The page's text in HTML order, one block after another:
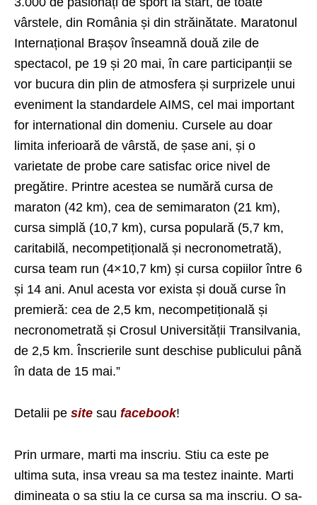
vârstele, din România și din străinătate. Maratonul
Internațional Brașov înseamnă două zile de
spectacol, pe 19 și 20 mai, în care participanții se
vor bucura din plin de atmosfera și surprizele unui
eveniment la standardele AIMS, cel mai important
for international din domeniu. Cursele au doar
limita inferioară de vârstă, de șase ani, și o
varietate de probe care satisfac orice nivel de
pregătire. Printre acestea se numără cursa de
maraton (42 km), cea de semimaraton (21 km),
cursa simplă (10,7 km), cursa populară (5,7 km,
caritabilă, necompetițională și necronometrată),
cursa team run (4×10,7 km) și cursa copiilor între 6
și 14 ani. Anul acesta vor exista și două curse în
premieră: cea de 2,5 km, necompetițională și
necronometrată și Crosul Universității Transilvania,
de 2,5 km. Înscrierile sunt deschise publicului până
în data de 15 mai.”
Detalii pe site sau facebook!
Prin urmare, marti ma inscriu. Stiu ca este pe
ultima suta, insa vreau sa ma testez inainte. Marti
dimineata o sa stiu la ce cursa sa ma inscriu. O sa-